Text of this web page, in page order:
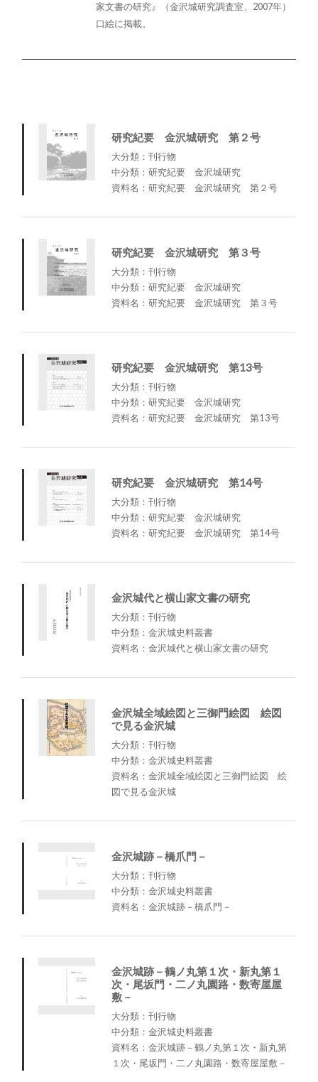
家文書の研究』（金沢城研究調査室、2007年）
口絵に掲載。
研究紀要 金沢城研究 第２号
大分類：刊行物
中分類：研究紀要 金沢城研究
資料名：研究紀要 金沢城研究 第２号
研究紀要 金沢城研究 第３号
大分類：刊行物
中分類：研究紀要 金沢城研究
資料名：研究紀要 金沢城研究 第３号
研究紀要 金沢城研究 第13号
大分類：刊行物
中分類：研究紀要 金沢城研究
資料名：研究紀要 金沢城研究 第13号
研究紀要 金沢城研究 第14号
大分類：刊行物
中分類：研究紀要 金沢城研究
資料名：研究紀要 金沢城研究 第14号
金沢城代と横山家文書の研究
大分類：刊行物
中分類：金沢城史料叢書
資料名：金沢城代と横山家文書の研究
金沢城全域絵図と三御門絵図 絵図
で見る金沢城
大分類：刊行物
中分類：金沢城史料叢書
資料名：金沢城全域絵図と三御門絵図 絵
図で見る金沢城
金沢城跡－橋爪門－
大分類：刊行物
中分類：金沢城史料叢書
資料名：金沢城跡－橋爪門－
金沢城跡－鶴ノ丸第１次・新丸第１
次・尾坂門・二ノ丸園路・数寄屋屋
敷－
大分類：刊行物
中分類：金沢城史料叢書
資料名：金沢城跡－鶴ノ丸第１次・新丸第
１次・尾坂門・二ノ丸園路・数寄屋屋敷－